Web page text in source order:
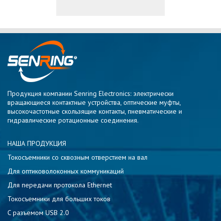
Продукция компании Senring Electronics: электрически
вращающиеся контактные устройства, оптические муфты,
высокочастотные скользящие контакты, пневматические и
гидравлические ротационные соединения.
НАША ПРОДУКЦИЯ
Токосъемники со сквозным отверстием на вал
Для оптиковолоконных коммуникаций
Для передачи протокола Ethernet
Токосъемники для больших токов
C разъемом USB 2.0